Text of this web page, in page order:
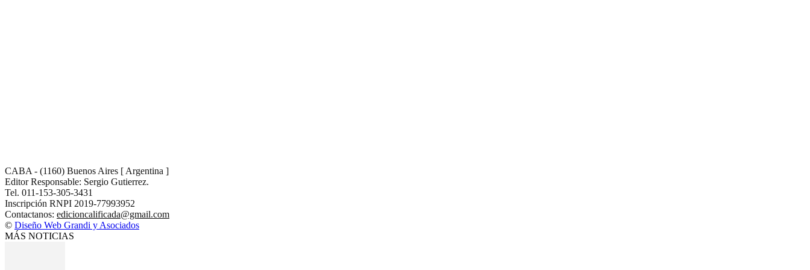
CABA - (1160) Buenos Aires [ Argentina ]
Editor Responsable: Sergio Gutierrez.
Tel. 011-153-305-3431
Inscripción RNPI 2019-77993952
Contactanos: edicioncalificada@gmail.com
© Diseño Web Grandi y Asociados
MÁS NOTICIAS